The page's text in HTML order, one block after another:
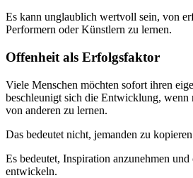
Es kann unglaublich wertvoll sein, von
Performern oder Künstlern zu lernen.
Offenheit als Erfolgsfaktor
Viele Menschen möchten sofort ihren
beschleunigt sich die Entwicklung, wenn
von anderen zu lernen.
Das bedeutet nicht, jemanden zu
Es bedeutet, Inspiration anzunehmen und
entwickeln.